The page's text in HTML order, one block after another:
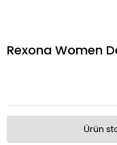
Rexona Women
Ürün